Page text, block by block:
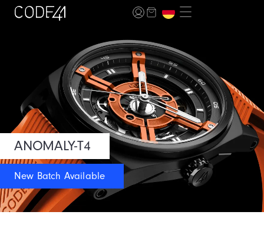
ANOMALY-T4
New Batch Available